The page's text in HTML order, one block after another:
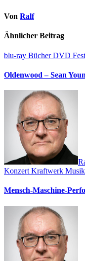
Von Ralf
Ähnlicher Beitrag
blu-ray BücherDVD
Oldenwood – Sean
Konzert Kraftwerk Musik
Mensch-Maschine-